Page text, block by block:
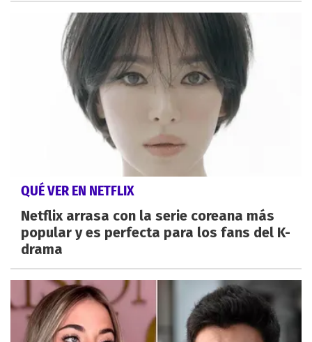
QUÉ VER EN NETFLIX
Netflix arrasa con la serie coreana más
popular y es perfecta para los fans del K-
drama